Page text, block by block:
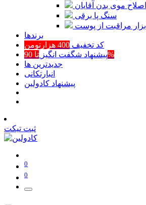
اصلاح موی بدن آقایان
سنگ پا برقی
ابزار مراقبت از پوست
برند‌ها
کد تخفیف 400 هزارتومن
پیشنهاد شگفت انگیزتا 90%
جدیدترین ها
انبارتکانی
پیشنهاد کادولین
ثبت تیکت
0
0